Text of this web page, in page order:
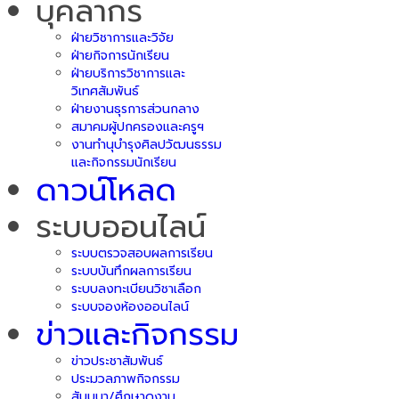
บุคลากร
ฝ่ายวิชาการและวิจัย
ฝ่ายกิจการนักเรียน
ฝ่ายบริการวิชาการและ
วิเทศสัมพันธ์
ฝ่ายงานธุรการส่วนกลาง
สมาคมผู้ปกครองและครูฯ
งานทำนุบำรุงศิลปวัฒนธรรม
และกิจกรรมนักเรียน
ดาวน์โหลด
ระบบออนไลน์
ระบบตรวจสอบผลการเรียน
ระบบบันทึกผลการเรียน
ระบบลงทะเบียนวิชาเลือก
ระบบจองห้องออนไลน์
ข่าวและกิจกรรม
ข่าวประชาสัมพันธ์
ประมวลภาพกิจกรรม